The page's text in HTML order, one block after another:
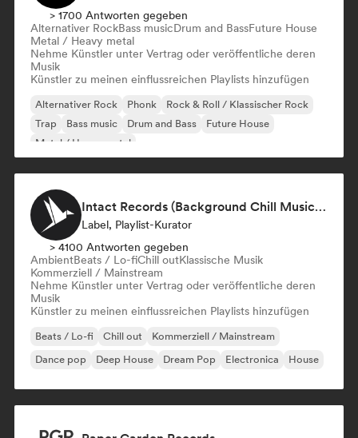
> 1700 Antworten gegeben
Alternativer RockBass musicDrum and BassFuture House
Metal / Heavy metal
Nehme Künstler unter Vertrag oder veröffentliche deren
Musik
Künstler zu meinen einflussreichen Playlists hinzufügen
Alternativer Rock Phonk
Rock & Roll / Klassischer Rock
Trap
Bass music Drum and Bass
Future House
Metal / Heavy metal
Intact Records (Background Chill Music & Good Vibes On The Road)
Label, Playlist-Kurator
> 4100 Antworten gegeben
AmbientBeats / Lo-fiChill outKlassische Musik
Kommerziell / Mainstream
Nehme Künstler unter Vertrag oder veröffentliche deren
Musik
Künstler zu meinen einflussreichen Playlists hinzufügen
Beats / Lo-fi Chill out
Kommerziell / Mainstream
Dance pop
Deep House Dream Pop Electronica House